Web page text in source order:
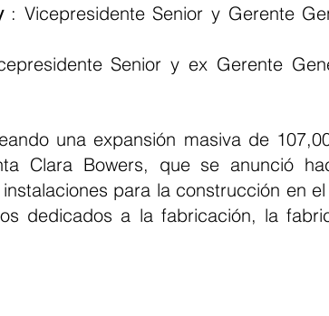
: Vicepresidente Senior y Gerente
Senior y ex Gerente
una expansión masiva de
Clara Bowers, que se anunció
para la construcción en
dedicados a la fabricación, la